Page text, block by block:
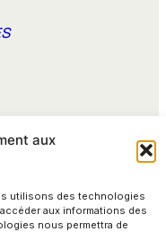
aux
utilisons des technologies
aux informations des
nous permettra de
de
dans